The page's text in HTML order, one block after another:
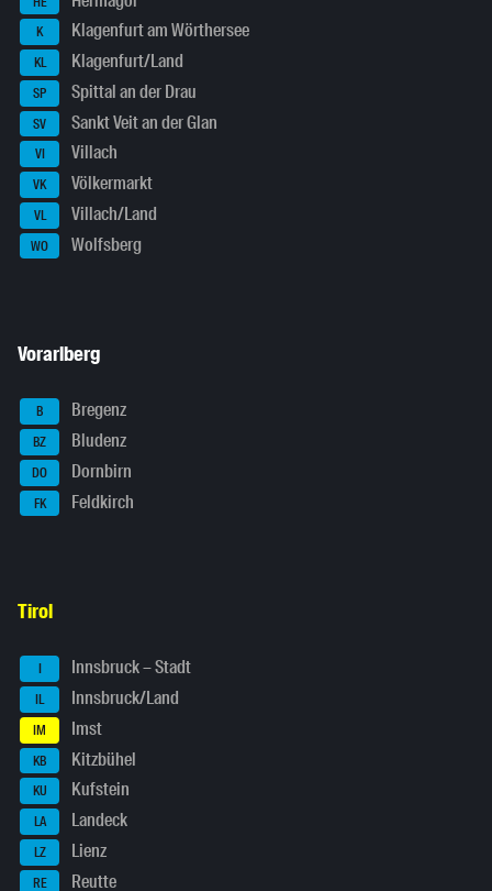
K Klagenfurt am Wörthersee
KL Klagenfurt/Land
SP Spittal an der Drau
SV Sankt Veit an der Glan
VI Villach
VK Völkermarkt
VL Villach/Land
WO Wolfsberg
Vorarlberg
B Bregenz
BZ Bludenz
DO Dornbirn
FK Feldkirch
Tirol
I Innsbruck – Stadt
IL Innsbruck/Land
IM Imst
KB Kitzbühel
KU Kufstein
LA Landeck
LZ Lienz
RE Reutte